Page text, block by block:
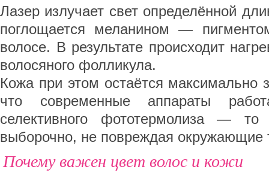
Лазер излучает свет определённой
поглощается меланином —
волосе. В результате происходит
волосяного фолликула.
Кожа при этом остаётся максимально
что современные аппараты
селективного фототермолиза — то
выборочно, не повреждая окружающие
Почему важен цвет волос и кожи